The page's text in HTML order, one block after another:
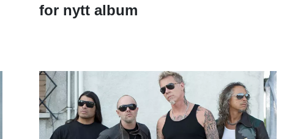
for nytt album